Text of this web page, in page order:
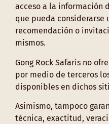
acceso a la información
que pueda considerarse
recomendación o
mismos.
Gong Rock Safaris no
por medio de terceros
disponibles en dichos
Asimismo, tampoco
técnica, exactitud,